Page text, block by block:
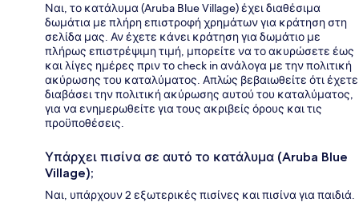
Ναι, το κατάλυμα (Aruba Blue Village) έχει διαθέσιμα
δωμάτια με πλήρη επιστροφή χρημάτων για κράτηση στη
σελίδα μας. Αν έχετε κάνει κράτηση για δωμάτιο με
πλήρως επιστρέψιμη τιμή, μπορείτε να το ακυρώσετε έως
και λίγες ημέρες πριν το check in ανάλογα με την πολιτική
ακύρωσης του καταλύματος. Απλώς βεβαιωθείτε ότι έχετε
διαβάσει την πολιτική ακύρωσης αυτού του καταλύματος,
για να ενημερωθείτε για τους ακριβείς όρους και τις
προϋποθέσεις.
Υπάρχει πισίνα σε αυτό το κατάλυμα (Aruba Blue
Village);
Ναι, υπάρχουν 2 εξωτερικές πισίνες και πισίνα για παιδιά.